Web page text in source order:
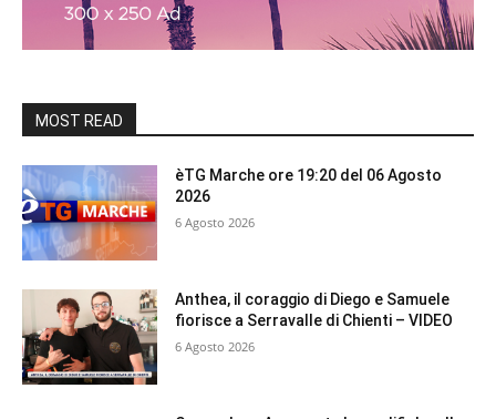
MOST READ
èTG Marche ore 19:20 del 06 Agosto
2026
6 Agosto 2026
Anthea, il coraggio di Diego e Samuele
fiorisce a Serravalle di Chienti – VIDEO
6 Agosto 2026